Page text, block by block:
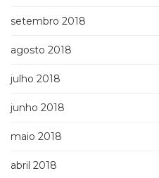
setembro 2018
agosto 2018
julho 2018
junho 2018
maio 2018
abril 2018